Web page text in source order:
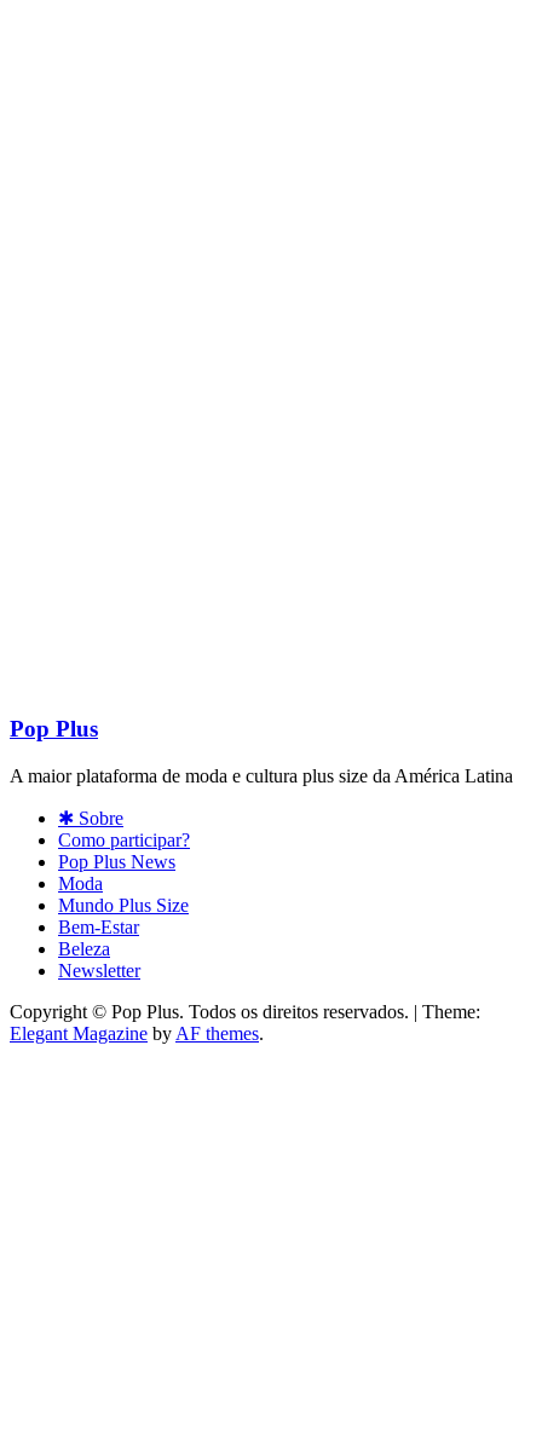
Pop Plus
A maior plataforma de moda e cultura plus size da América Latina
✱ Sobre
Como participar?
Pop Plus News
Moda
Mundo Plus Size
Bem-Estar
Beleza
Newsletter
Copyright © Pop Plus. Todos os direitos reservados. | Theme:
Elegant Magazine by AF themes.